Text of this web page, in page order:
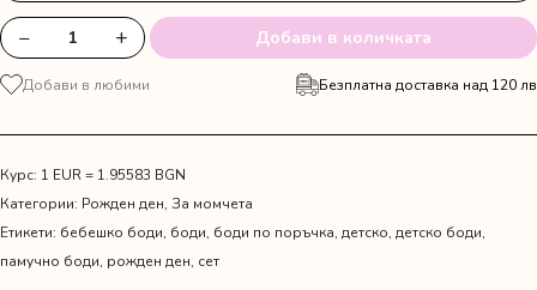
количество
за
Карирани
тиранти,
папийонка
и
с
− + Добави в количката
Добави в любими Безплатна доставка над 120 лв
Курс: 1 EUR = 1.95583 BGN
Категории: Рожден ден, За момчета
Етикети: бебешко боди, боди, боди по поръчка, детско, детско боди,
памучно боди, рожден ден, сет